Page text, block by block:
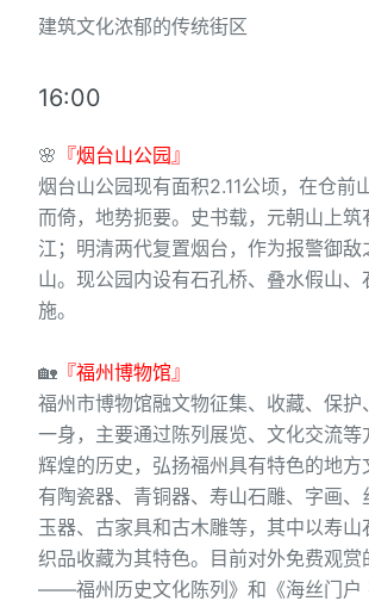
建筑文化浓郁的传统街区
16:00
🌸 『烟台山公园』
烟台山公园现有面积2.11公顷，在仓前
而倚，地势扼要。史书载，元朝山上筑
江；明清两代复置烟台，作为报警御敌
山。现公园内设有石孔桥、叠水假山、
施。
🏡 『福州博物馆』
福州市博物馆融文物征集、收藏、保护
一身，主要通过陈列展览、文化交流等
辉煌的历史，弘扬福州具有特色的地方
有陶瓷器、青铜器、寿山石雕、字画、
玉器、古家具和古木雕等，其中以寿山
织品收藏为其特色。目前对外免费观赏
——福州历史文化陈列》和《海丝门